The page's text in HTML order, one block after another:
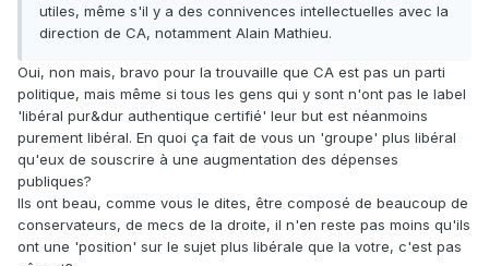
utiles, même s'il y a des connivences intellectuelles avec la
direction de CA, notamment Alain Mathieu.
Oui, non mais, bravo pour la trouvaille que CA est pas un parti
politique, mais même si tous les gens qui y sont n'ont pas le label
'libéral pur&dur authentique certifié' leur but est néanmoins
purement libéral. En quoi ça fait de vous un 'groupe' plus libéral
qu'eux de souscrire à une augmentation des dépenses
publiques?
Ils ont beau, comme vous le dites, être composé de beaucoup de
conservateurs, de mecs de la droite, il n'en reste pas moins qu'ils
ont une 'position' sur le sujet plus libérale que la votre, c'est pas